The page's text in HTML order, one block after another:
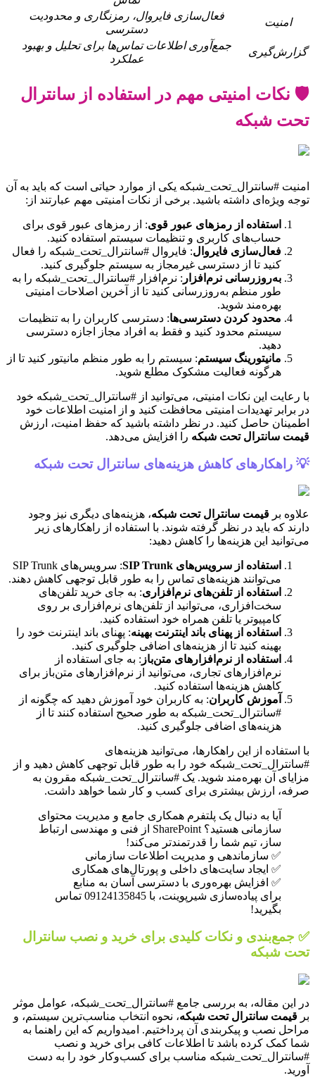
امنیت
فعال‌سازی فایروال، رمزنگاری و محدودیت
دسترسی
گزارش‌گیری
جمع‌آوری اطلاعات تماس‌ها برای تحلیل و بهبود
عملکرد
🛡️ نکات امنیتی مهم در استفاده از سانترال
تحت شبکه
امنیت #سانترال_تحت_شبکه یکی از موارد حیاتی است که باید به آن
توجه ویژه‌ای داشته باشید. برخی از نکات امنیتی مهم عبارتند از:
استفاده از رمزهای عبور قوی: از رمزهای عبور قوی برای
حساب‌های کاربری و تنظیمات سیستم استفاده کنید.
فعال‌سازی فایروال: فایروال #سانترال_تحت_شبکه را فعال
کنید تا از دسترسی غیرمجاز به سیستم جلوگیری کنید.
به‌روزرسانی نرم‌افزار : نرم‌افزار #سانترال_تحت_شبکه را به
طور منظم به‌روزرسانی کنید تا از آخرین اصلاحات امنیتی
بهره‌مند شوید.
محدود کردن دسترسی‌ها: دسترسی کاربران را به تنظیمات
سیستم محدود کنید و فقط به افراد مجاز اجازه دسترسی
دهید.
مانیتورینگ سیستم: سیستم را به طور منظم مانیتور کنید تا از
هرگونه فعالیت مشکوک مطلع شوید.
با رعایت این نکات امنیتی، می‌توانید از #سانترال_تحت_شبکه خود
در برابر تهدیدات امنیتی محافظت کنید و از امنیت اطلاعات خود
اطمینان حاصل کنید. در نظر داشته باشید که حفظ امنیت، ارزش
قیمت سانترال تحت شبکه را افزایش می‌دهد.
💡 راهکارهای کاهش هزینه‌های سانترال تحت شبکه
علاوه بر قیمت سانترال تحت شبکه، هزینه‌های دیگری نیز وجود
دارند که باید در نظر گرفته شوند. با استفاده از راهکارهای زیر
می‌توانید این هزینه‌ها را کاهش دهید:
استفاده از سرویس‌های SIP Trunk
: سرویس‌های SIP Trunk
می‌توانند هزینه‌های تماس را به طور قابل توجهی کاهش دهند.
استفاده از تلفن‌های نرم‌افزاری: به جای خرید تلفن‌های
سخت‌افزاری، می‌توانید از تلفن‌های نرم‌افزاری بر روی
کامپیوتر یا تلفن همراه خود استفاده کنید.
استفاده از پهنای باند اینترنت بهینه: پهنای باند اینترنت خود را
بهینه کنید تا از هزینه‌های اضافی جلوگیری کنید.
استفاده از نرم‌افزارهای متن‌باز : به جای استفاده از
نرم‌افزارهای تجاری، می‌توانید از نرم‌افزارهای متن‌باز برای
کاهش هزینه‌ها استفاده کنید.
آموزش کاربران: به کاربران خود آموزش دهید که چگونه از
#سانترال_تحت_شبکه به طور صحیح استفاده کنند تا از
هزینه‌های اضافی جلوگیری کنید.
با استفاده از این راهکارها، می‌توانید هزینه‌های
#سانترال_تحت_شبکه خود را به طور قابل توجهی کاهش دهید و از
مزایای آن بهره‌مند شوید. یک #سانترال_تحت_شبکه مقرون به
صرفه، ارزش بیشتری برای کسب و کار شما خواهد داشت.
آیا به دنبال یک پلتفرم همکاری جامع و مدیریت محتوای
سازمانی هستید؟ SharePoint از فنی و مهندسی ارتباط
ساز، تیم شما را قدرتمندتر می‌کند!
✅ سازماندهی و مدیریت اطلاعات سازمانی
✅ ایجاد سایت‌های داخلی و پورتال‌های همکاری
✅ افزایش بهره‌وری با دسترسی آسان به منابع
برای پیاده‌سازی شیرپوینت، با 09124135845 تماس
بگیرید!
✅ جمع‌بندی و نکات کلیدی برای خرید و نصب سانترال
تحت شبکه
در این مقاله، به بررسی جامع #سانترال_تحت_شبکه، عوامل موثر
بر قیمت سانترال تحت شبکه، نحوه انتخاب مناسب‌ترین سیستم، و
مراحل نصب و پیکربندی آن پرداختیم. امیدواریم که این راهنما به
شما کمک کرده باشد تا اطلاعات کافی برای خرید و نصب
#سانترال_تحت_شبکه مناسب برای کسب‌وکار خود را به دست
آورید.